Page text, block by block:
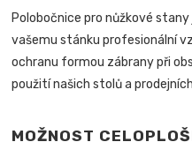
Polobočnice pro nůžkové
vašemu stánku profesionální
ochranu formou zábrany při
použití našich stolů a
MOŽNOST